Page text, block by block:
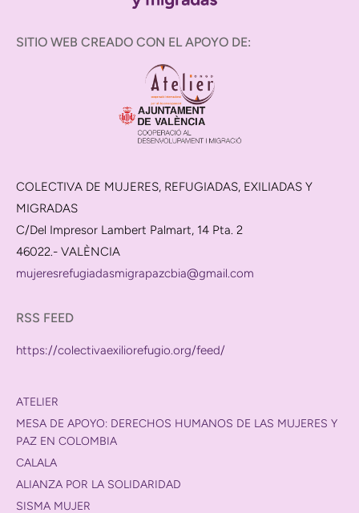
SITIO WEB CREADO CON EL APOYO DE:
COLECTIVA DE MUJERES, REFUGIADAS, EXILIADAS Y
MIGRADAS
C/Del Impresor Lambert Palmart, 14 Pta. 2
46022.- VALÈNCIA
mujeresrefugiadasmigrapazcbia@gmail.com
RSS FEED
https://colectivaexiliorefugio.org/feed/
ATELIER
MESA DE APOYO: DERECHOS HUMANOS DE LAS MUJERES Y
PAZ EN COLOMBIA
CALALA
ALIANZA POR LA SOLIDARIDAD
SISMA MUJER